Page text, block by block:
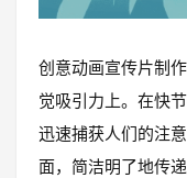
创意动画宣传片制
觉吸引力上。在快
迅速捕获人们的注
面，简洁明了地传